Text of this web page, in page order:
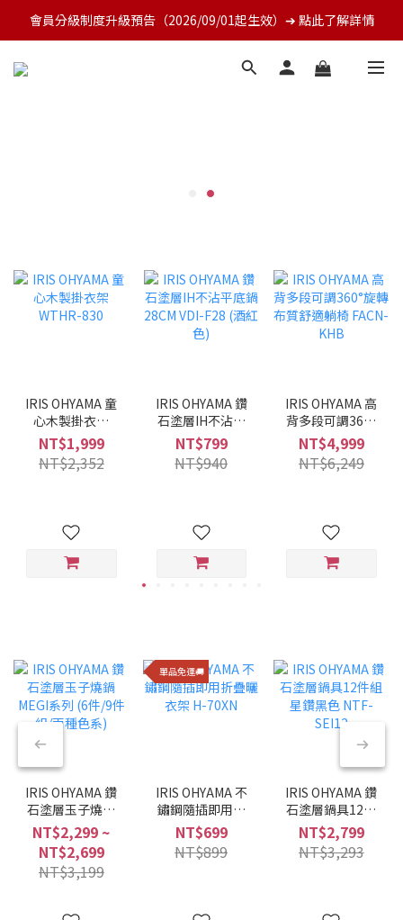
會員分級制度升級預告（2026/09/01起生效）➔ 點此了解詳情
IRIS OHYAMA 童
心木製掛衣架
WTHR-830
NT$1,999
NT$2,352
IRIS OHYAMA 鑽
石塗層IH不沾平
底鍋 28CM VDI-
F28 (酒紅色)
NT$799
NT$940
IRIS OHYAMA 高
背多段可調360°
旋轉布質舒適躺
椅 FACN-KHB
NT$4,999
NT$6,249
IRIS OHYAMA 鑽
石塗層玉子燒鍋
MEGI系列 (6件/9
件組/兩種色系)
NT$2,299 ~
NT$2,699
NT$3,199
單品免運🚚
IRIS OHYAMA 不
鏽鋼隨插即用折
疊曬衣架 H-
70XN
NT$699
NT$899
IRIS OHYAMA 鑽
石塗層鍋具12件
組 星鑽黑色
NTF-SEI12
NT$2,799
NT$3,293